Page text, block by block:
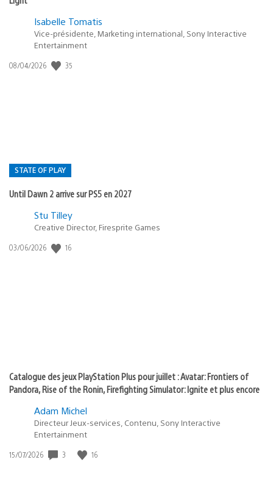
Isabelle Tomatis
Vice-présidente, Marketing international, Sony Interactive
Entertainment
Date
08/04/2026 35
STATE OF PLAY
Until Dawn 2 arrive sur PS5 en 2027
Postée
:
Stu Tilley
Creative Director, Firesprite Games
Date
03/06/2026 16
Catalogue des jeux PlayStation Plus pour juillet : Avatar: Frontiers of
Pandora, Rise of the Ronin, Firefighting Simulator: Ignite et plus encore
Adam Michel
Directeur Jeux-services, Contenu, Sony Interactive
Entertainment
Date
15/07/2026 3 16